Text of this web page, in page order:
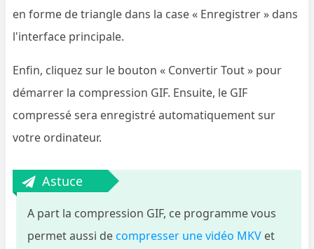
en forme de triangle dans la case « Enregistrer » dans
l'interface principale.
Enfin, cliquez sur le bouton « Convertir Tout » pour
démarrer la compression GIF. Ensuite, le GIF
compressé sera enregistré automatiquement sur
votre ordinateur.
Astuce
A part la compression GIF, ce programme vous
permet aussi decompresser une vidéo MKV et